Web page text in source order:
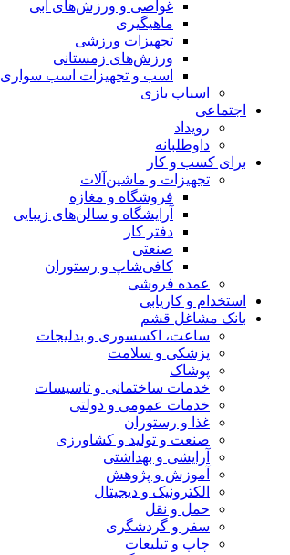
غواصی و ورزش‌های آبی
ماهیگیری
تجهیزات ورزشی
ورزش‌های زمستانی
اسب و تجهیزات اسب سواری
اسباب‌ بازی
اجتماعی
رویداد
داوطلبانه
برای کسب و کار
تجهیزات و ماشین‌آلات
فروشگاه و مغازه
آرایشگاه و سالن‌های زیبایی
دفتر کار
صنعتی
کافی‌شاپ و رستوران
عمده فروشی
استخدام و کاریابی
بانک مشاغل قشم
ساعت، اکسسوری و بدلیجات
پزشکی و سلامت
پوشاک
خدمات ساختمانی و تاسیسات
خدمات عمومی و دولتی
غذا و رستوران
صنعت و تولید و کشاورزی
آرایشی و بهداشتی
آموزش و پژوهش
الکترونیک و دیجیتال
حمل و نقل
سفر و گردشگری
چاپ و تبلیعات